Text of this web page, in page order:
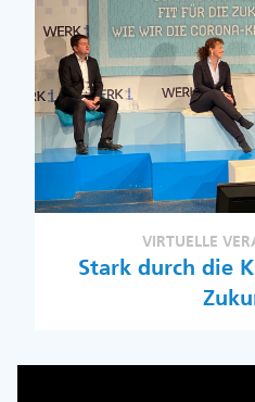
VIRTUELLE
Stark durch die